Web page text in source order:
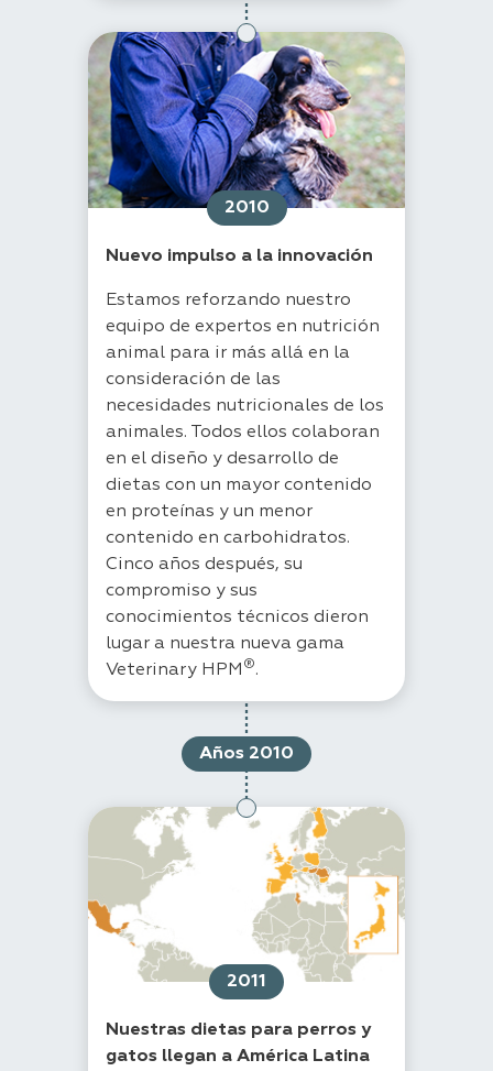
2010
Nuevo impulso a la innovación
Estamos reforzando nuestro
equipo de expertos en nutrición
animal para ir más allá en la
consideración de las
necesidades nutricionales de los
animales. Todos ellos colaboran
en el diseño y desarrollo de
dietas con un mayor contenido
en proteínas y un menor
contenido en carbohidratos.
Cinco años después, su
compromiso y sus
conocimientos técnicos dieron
lugar a nuestra nueva gama
Veterinary HPM ®.
Años 2010
2011
Nuestras dietas para perros y
gatos llegan a América Latina